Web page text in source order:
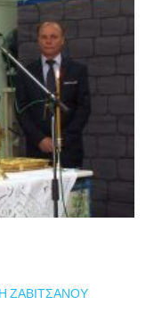
ΖΑΒΙΤΣΑΝΟΥ